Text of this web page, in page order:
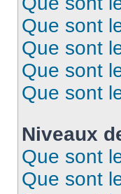
Que sont
Que sont
Que sont
Que sont
Niveaux
Que sont
Que sont